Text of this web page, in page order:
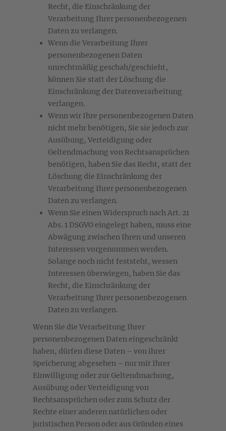
Recht, die Einschränkung der
Verarbeitung Ihrer personenbezogenen
Daten zu verlangen.
Wenn die Verarbeitung Ihrer
personenbezogenen Daten
unrechtmäßig geschah/geschieht,
können Sie statt der Löschung die
Einschränkung der Datenverarbeitung
verlangen.
Wenn wir Ihre personenbezogenen Daten
nicht mehr benötigen, Sie sie jedoch zur
Ausübung, Verteidigung oder
Geltendmachung von Rechtsansprüchen
benötigen, haben Sie das Recht, statt der
Löschung die Einschränkung der
Verarbeitung Ihrer personenbezogenen
Daten zu verlangen.
Wenn Sie einen Widerspruch nach Art. 21
Abs. 1 DSGVO eingelegt haben, muss eine
Abwägung zwischen Ihren und unseren
Interessen vorgenommen werden.
Solange noch nicht feststeht, wessen
Interessen überwiegen, haben Sie das
Recht, die Einschränkung der
Verarbeitung Ihrer personenbezogenen
Daten zu verlangen.
Wenn Sie die Verarbeitung Ihrer
personenbezogenen Daten eingeschränkt
haben, dürfen diese Daten – von ihrer
Speicherung abgesehen – nur mit Ihrer
Einwilligung oder zur Geltendmachung,
Ausübung oder Verteidigung von
Rechtsansprüchen oder zum Schutz der
Rechte einer anderen natürlichen oder
juristischen Person oder aus Gründen eines